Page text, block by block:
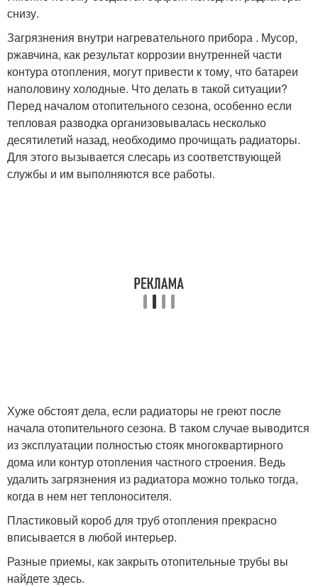
снизу.
Загрязнения внутри нагревательного прибора . Мусор,
ржавчина, как результат коррозии внутренней части
контура отопления, могут привести к тому, что батареи
наполовину холодные. Что делать в такой ситуации?
Перед началом отопительного сезона, особенно если
тепловая разводка организовывалась несколько
десятилетий назад, необходимо прочищать радиаторы.
Для этого вызывается слесарь из соответствующей
службы и им выполняются все работы.
Хуже обстоят дела, если радиаторы не греют после
начала отопительного сезона. В таком случае выводится
из эксплуатации полностью стояк многоквартирного
дома или контур отопления частного строения. Ведь
удалить загрязнения из радиатора можно только тогда,
когда в нем нет теплоносителя.
Пластиковый короб для труб отопления прекрасно
вписывается в любой интерьер.
Разные приемы, как закрыть отопительные трубы вы
найдете здесь.